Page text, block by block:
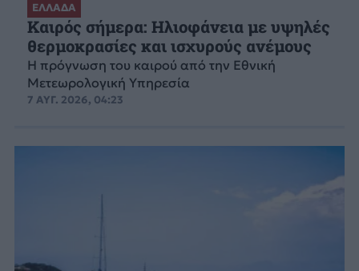
ΕΛΛΑΔΑ
Καιρός σήμερα: Ηλιοφάνεια με υψηλές
θερμοκρασίες και ισχυρούς ανέμους
Η πρόγνωση του καιρού από την Εθνική
Μετεωρολογική Υπηρεσία
7 ΑΥΓ. 2026, 04:23